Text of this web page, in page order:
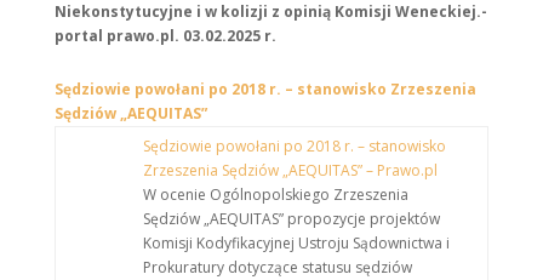
Niekonstytucyjne i w kolizji z opinią Komisji Weneckiej.-
portal prawo.pl. 03.02.2025 r.
Sędziowie powołani po 2018 r. – stanowisko Zrzeszenia
Sędziów „AEQUITAS”
Sędziowie powołani po 2018 r. – stanowisko
Zrzeszenia Sędziów „AEQUITAS” – Prawo.pl
W ocenie Ogólnopolskiego Zrzeszenia
Sędziów „AEQUITAS” propozycje projektów
Komisji Kodyfikacyjnej Ustroju Sądownictwa i
Prokuratury dotyczące statusu sędziów